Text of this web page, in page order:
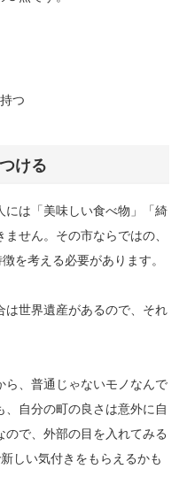
つ
ける
には「美味しい食べ物」「綺
せん。その市ならではの、
を考える必要があります。
は世界遺産があるので、それ
ら、普通じゃないモノなんで
自分の町の良さは意外に自
で、外部の目を入れてみる
しい気付きをもらえるかも